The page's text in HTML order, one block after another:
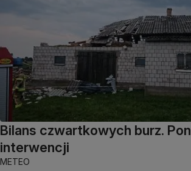
Bilans czwartkowych burz.
interwencji
METEO